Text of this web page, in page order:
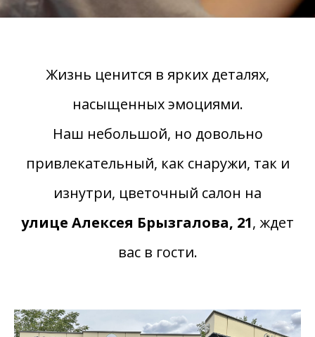
Жизнь ценится в ярких деталях,
насыщенных эмоциями.
Наш небольшой, но довольно
привлекательный, как снаружи, так и
изнутри, цветочный салон на
улице Алексея Брызгалова, 21, ждет
вас в гости.